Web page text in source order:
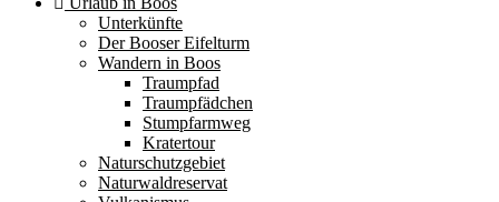
Unterkünfte
Der Booser Eifelturm
Wandern in Boos
Traumpfad
Traumpfädchen
Stumpfarmweg
Kratertour
Naturschutzgebiet
Naturwaldreservat